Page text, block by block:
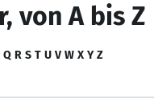
von A bis Z
Q R S T U V W X Y Z